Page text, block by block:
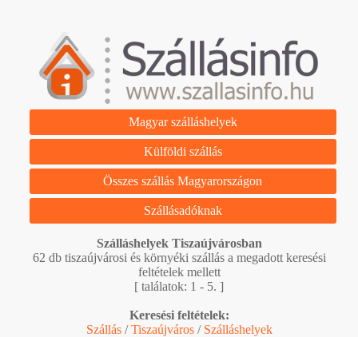
Magyar szálláshelyek
Külföldi szállás
Összes szállás Magyarországon
Szállásadóknak
Szálláshelyek Tiszaújvárosban
62 db tiszaújvárosi és környéki szállás a megadott keresési
feltételek mellett
[ találatok: 1 - 5. ]
Keresési feltételek:
Szállás/Tiszaújváros/ Szálláshelyek